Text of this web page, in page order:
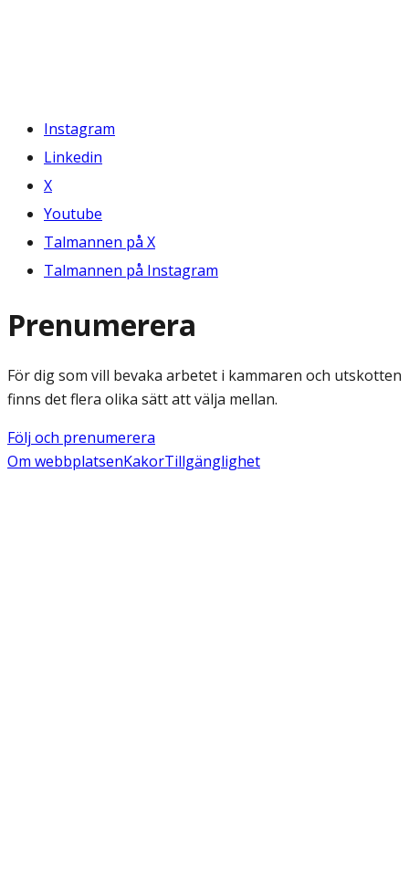
Instagram
Linkedin
X
Youtube
Talmannen på X
Talmannen på Instagram
Prenumerera
För dig som vill bevaka arbetet i kammaren och utskotten
finns det flera olika sätt att välja mellan.
Följ och prenumerera
Om webbplatsenKakorTillgänglighet